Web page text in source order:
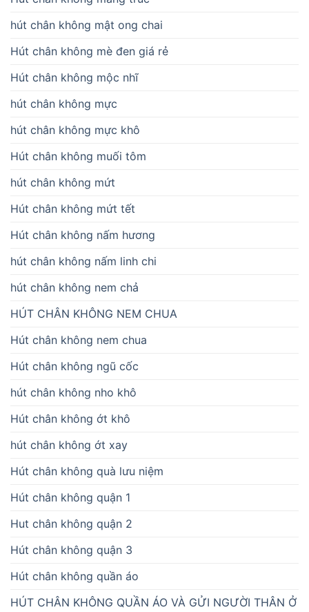
hút chân không mật ong chai
Hút chân không mè đen giá rẻ
Hút chân không mộc nhĩ
hút chân không mực
hút chân không mực khô
Hút chân không muối tôm
hút chân không mứt
Hút chân không mứt tết
Hút chân không nấm hương
hút chân không nấm linh chi
hút chân không nem chả
HÚT CHÂN KHÔNG NEM CHUA
Hút chân không nem chua
Hút chân không ngũ cốc
hút chân không nho khô
Hút chân không ớt khô
hút chân không ớt xay
Hút chân không quà lưu niệm
Hút chân không quận 1
Hut chân không quận 2
Hút chân không quận 3
Hút chân không quần áo
HÚT CHÂN KHÔNG QUẦN ÁO VÀ GỬI NGƯỜI THÂN Ở